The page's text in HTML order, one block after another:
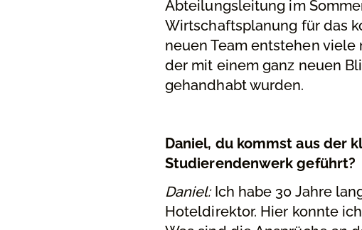
Abteilungsleitung im
Wirtschaftsplanung für das
neuen Team entstehen viele
der mit einem ganz neuen
gehandhabt wurden.
Daniel, du kommst aus der
Studierendenwerk geführt?
Daniel: Ich habe 30 Jahre
Hoteldirektor. Hier konnte